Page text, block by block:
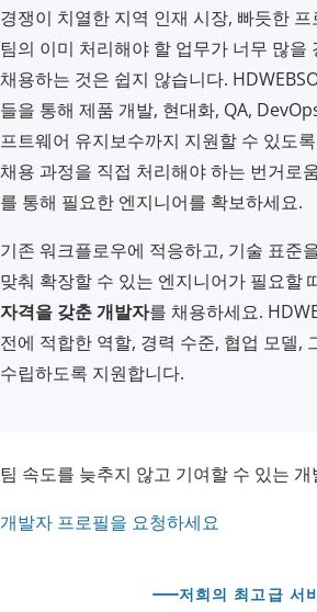
경쟁이 치열한 지역 인재 시장, 빠듯한
팀의 이미 처리해야 할 업무가 너무 많을
채용하는 것은 쉽지 않습니다.
들을 통해 제품 개발, 현대화, QA,
프트웨어 유지보수까지 지원할 수 있도
채용 과정을 직접 처리해야 하는 번거로
를 통해 필요한 엔지니어를 확보하세요.
기존 워크플로우에 적응하고, 기술 표준
맞춰 확장할 수 있는 엔지니어가 필요할
자격을 갖춘 개발자를 채용하세요.
전에 적합한 역할, 경력 수준, 협업 모델,
수립하도록 지원합니다.
팀 속도를 늦추지 않고 기여할 수 있는
개발자 프로필을 요청하세요
저희의 최고급 서